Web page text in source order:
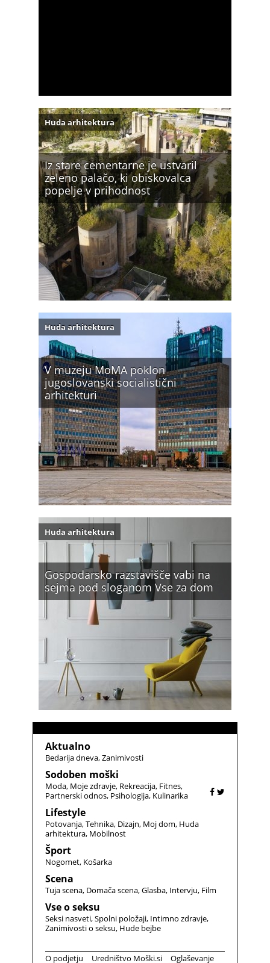
Iz stare cementarne je ustvaril
zeleno palačo, ki obiskovalca
popelje v prihodnost
Huda arhitektura
V muzeju MoMA poklon
jugoslovanski socialistični
arhitekturi
Huda arhitektura
Gospodarsko razstavišče vabi na
sejma pod sloganom Vse za dom
Huda arhitektura
Aktualno
Bedarija dneva Zanimivosti
Sodoben moški
Moda Moje zdravje Rekreacija Fitnes
Partnerski odnos Psihologija Kulinarika
Lifestyle
Potovanja Tehnika Dizajn Moj dom Huda
arhitektura Mobilnost
Šport
Nogomet Košarka
Scena
Tuja scena Domača scena Glasba Intervju Film
Vse o seksu
Seksi nasveti Spolni položaji Intimno zdravje
Zanimivosti o seksu Hude bejbe
O podjetju Uredništvo Moški.si Oglaševanje